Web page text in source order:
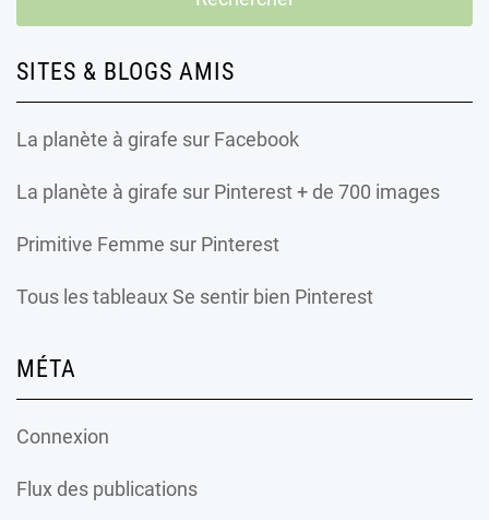
SITES & BLOGS AMIS
La planète à girafe sur Facebook
La planète à girafe sur Pinterest + de 700 images
Primitive Femme sur Pinterest
Tous les tableaux Se sentir bien Pinterest
MÉTA
Connexion
Flux des publications